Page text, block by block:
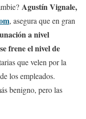
Agustín Vignale,
, asegura que en gran
a nivel
frene el nivel de
que velen por la
los empleados.
benigno, pero las